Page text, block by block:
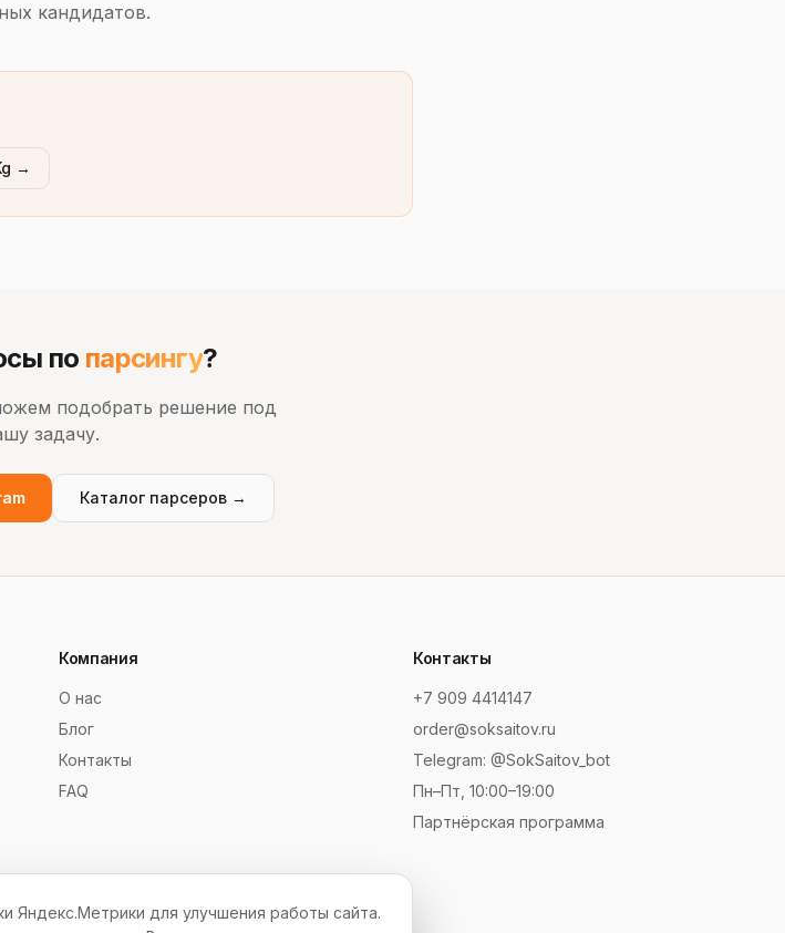
кандидатов.
→
по парсингу?
подобрать решение под
задачу.
Каталог парсеров →
Компания
О нас
Блог
Контакты
FAQ
Контакты
+7 909 4414147
order@soksaitov.ru
Telegram: @SokSaitov_bot
Пн–Пт, 10:00–19:00
Партнёрская программа
Яндекс.Метрики для улучшения работы сайта.